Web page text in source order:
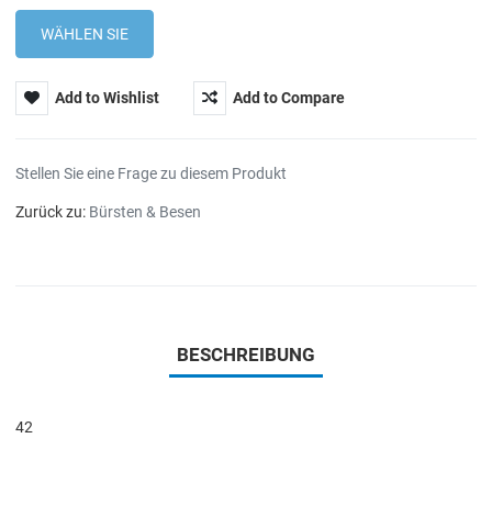
Add to Wishlist Add to Compare
Stellen Sie eine Frage zu diesem Produkt
Zurück zu: Bürsten & Besen
BESCHREIBUNG
42